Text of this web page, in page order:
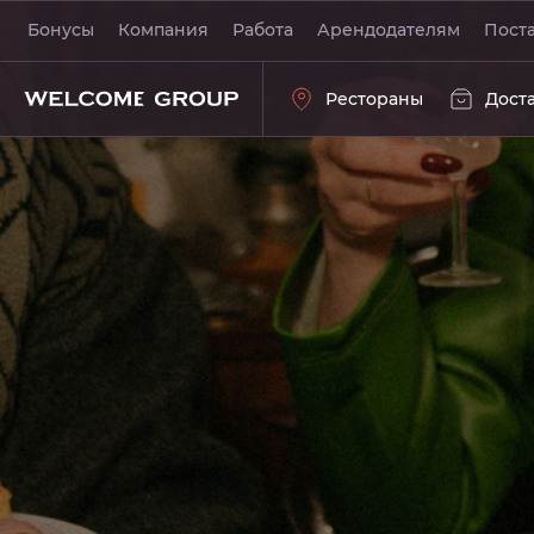
Бонусы Компания Работа Арендодателям
Рестораны